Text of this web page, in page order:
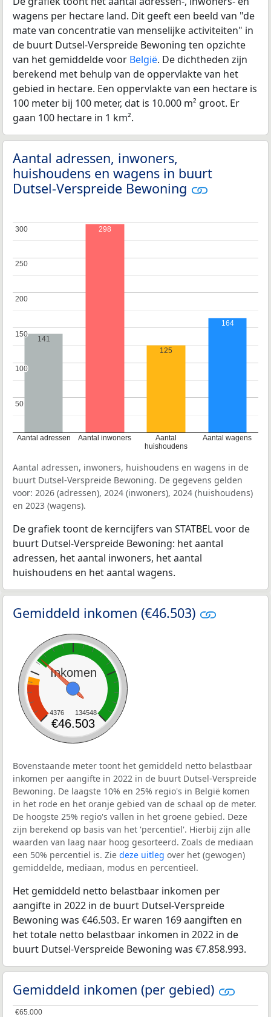
wagens per hectare land. Dit geeft een beeld van "de
mate van concentratie van menselijke activiteiten" in
de buurt Dutsel-Verspreide Bewoning ten opzichte
van het gemiddelde voor België. De dichtheden zijn
berekend met behulp van de oppervlakte van het
gebied in hectare. Een oppervlakte van een hectare is
100 meter bij 100 meter, dat is 10.000 m² groot. Er
gaan 100 hectare in 1 km².
Aantal adressen, inwoners,
huishoudens en wagens in buurt
Dutsel-Verspreide Bewoning
Aantal adressen Aantal inwoners
Aantal
huishoudens
Aantal wagens
50
50
100
100
150
150
200
200
250
250
300
300
141
298
125
164
Aantal adressen, inwoners, huishoudens en wagens in de
buurt Dutsel-Verspreide Bewoning. De gegevens gelden
voor: 2026 (adressen), 2024 (inwoners), 2024 (huishoudens)
en 2023 (wagens).
De grafiek toont de kerncijfers van STATBEL voor de
buurt Dutsel-Verspreide Bewoning: het aantal
adressen, het aantal inwoners, het aantal
huishoudens en het aantal wagens.
Gemiddeld inkomen (€46.503)
Inkomen
4376 134548
€46.503
Bovenstaande meter toont het gemiddeld netto belastbaar
inkomen per aangifte in 2022 in de buurt Dutsel-Verspreide
Bewoning. De laagste 10% en 25% regio's in België komen
in het rode en het oranje gebied van de schaal op de meter.
De hoogste 25% regio's vallen in het groene gebied. Deze
zijn berekend op basis van het 'percentiel'. Hierbij zijn alle
waarden van laag naar hoog gesorteerd. Zoals de mediaan
een 50% percentiel is. Zie deze uitleg over het (gewogen)
gemiddelde, mediaan, modus en percentieel.
Het gemiddeld netto belastbaar inkomen per
aangifte in 2022 in de buurt Dutsel-Verspreide
Bewoning was €46.503. Er waren 169 aangiften en
het totale netto belastbaar inkomen in 2022 in de
buurt Dutsel-Verspreide Bewoning was €7.858.993.
Gemiddeld inkomen (per gebied)
€65.000
€65.000